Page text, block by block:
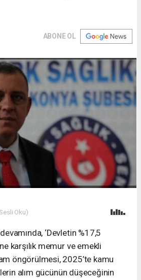
ABONE OL
Oku)
‘Devletin %17,5
karşılık memur ve emekli
öngörülmesi, 2025’te kamu
alım gücünün düşeceğinin